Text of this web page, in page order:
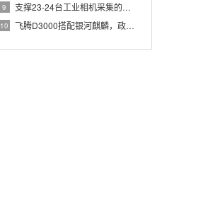
9 支撑23-24台工业相机采集的高配置工控机解决方案推荐
10 飞腾D3000搭配银河麒麟，政务办公国产飞腾工控机落地方案